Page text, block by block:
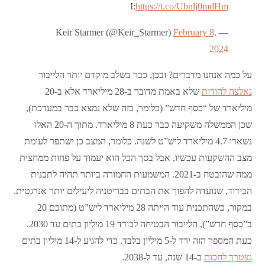
I:https://t.co/Ubnlj0mdHm
— Keir Starmer (@Keir_Starmer)
February 8,
2024
על כמה אנחנו מדברים? ובכן, כבר בשלב מוקדם יותר הלייבור
נאלצה להודות
שלא באמת מדובר ב-28 מיליארד אלא ב-20
מיליארד של “כסף חדש” (כלומר, כזה שלא נמצא כבר במערכת),
שכן הממשלה משקיעה כבר כעת 8 מיליארד. מתוך ה-20 האלו
נשארו 4.7 מיליארד ליש”ט לשנה. כלומר, המצב כן ישתפר לעומת
מצב ההשקעות עכשיו, אבל בסך הכל הוא יעמוד על פחות ממחצית
ממה שהובטח ב-2021. המשמעות החמורה ביותר תהיה לתכנית
הבידוד, שנועדה להפוך את הבתים בבריטניה ליעילים יותר אנרגטית.
במקור, כשהתכנית עוד הייתה 28 מיליארד ליש”ט (מתוכם 20
ב”כסף חדש”), הלייבור הבטיחה לבודד 19 מיליון בתים עד 2030.
כעת המספר הזה ירד ל-5 מיליון בלבד. כדי להגיע ל-14 מיליון בתים
נצטרך לחכות כ-14 שנה, עד ל-2038.